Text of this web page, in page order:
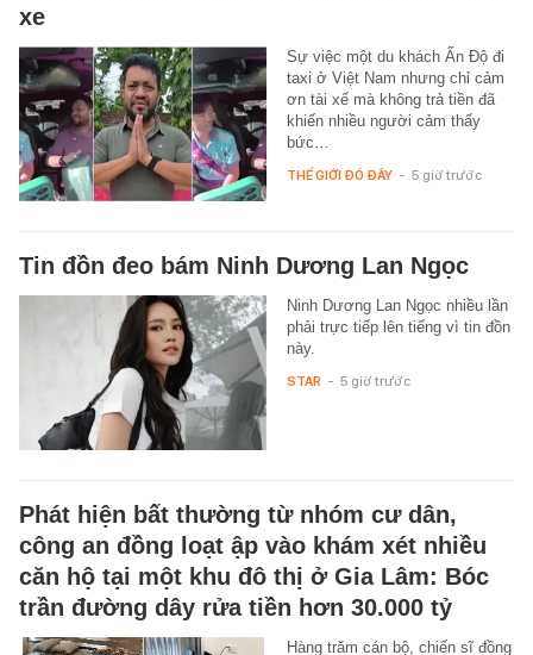
xe
Sự việc một du khách Ấn Độ đi
taxi ở Việt Nam nhưng chỉ cảm
ơn tài xế mà không trả tiền đã
khiến nhiều người cảm thấy
bức…
THẾ GIỚI ĐÓ ĐÂY - 5 giờ trước
Tin đồn đeo bám Ninh Dương Lan Ngọc
Ninh Dương Lan Ngọc nhiều lần
phải trực tiếp lên tiếng vì tin đồn
này.
STAR - 5 giờ trước
Phát hiện bất thường từ nhóm cư dân,
công an đồng loạt ập vào khám xét nhiều
căn hộ tại một khu đô thị ở Gia Lâm: Bóc
trần đường dây rửa tiền hơn 30.000 tỷ
Hàng trăm cán bộ, chiến sĩ đồng